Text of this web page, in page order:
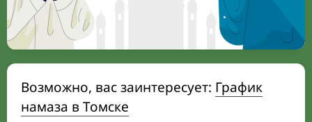
Возможно, вас заинтересует: График
намаза в Томске